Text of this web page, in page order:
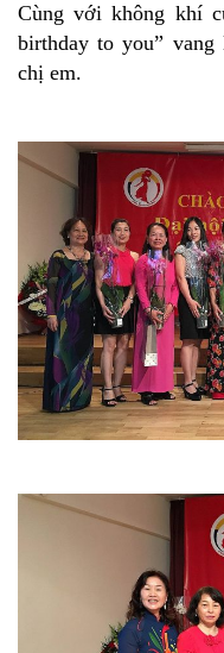
Cùng với không khí
birthday to you” vang
chị em.